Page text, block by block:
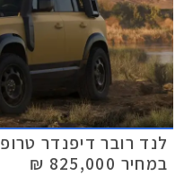
לנד רובר דיפנדר
במחיר 825,000 ₪